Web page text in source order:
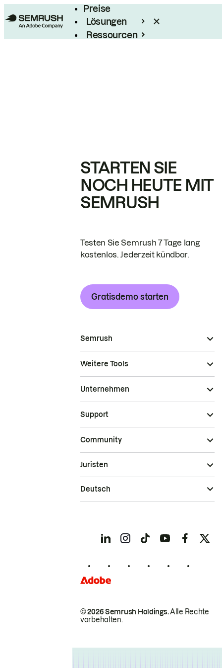
Preise
Lösungen
Ressourcen
STARTEN SIE
NOCH HEUTE MIT
SEMRUSH
Testen Sie Semrush 7 Tage lang
kostenlos. Jederzeit kündbar.
Gratisdemo starten
Semrush
Weitere Tools
Unternehmen
Support
Community
© 2026 Semrush Holdings.Alle Rechte
vorbehalten.
Juristen
Deutsch